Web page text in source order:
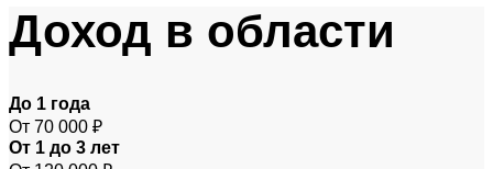
Доход в области
До 1 года
От 70 000 ₽
От 1 до 3 лет